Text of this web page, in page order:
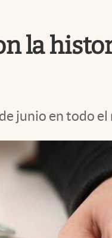
la
junio en todo el